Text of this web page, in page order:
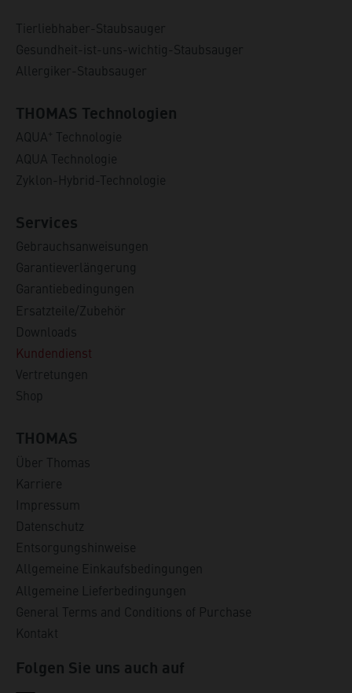
Tierliebhaber-Staubsauger
Gesundheit-ist-uns-wichtig-Staubsauger
Allergiker-Staubsauger
THOMAS Technologien
AQUA + Technologie
AQUA Technologie
Zyklon-Hybrid-Technologie
Services
Gebrauchsanweisungen
Garantieverlängerung
Garantiebedingungen
Ersatzteile/Zubehör
Downloads
Kundendienst
Vertretungen
Shop
THOMAS
Über Thomas
Karriere
Impressum
Datenschutz
Entsorgungshinweise
Allgemeine Einkaufsbedingungen
Allgemeine Lieferbedingungen
General Terms and Conditions of Purchase
Kontakt
Folgen Sie uns auch auf